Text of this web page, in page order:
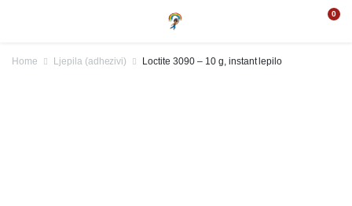
0
Home Ljepila (adhezivi) Loctite 3090 – 10 g, instant lepilo